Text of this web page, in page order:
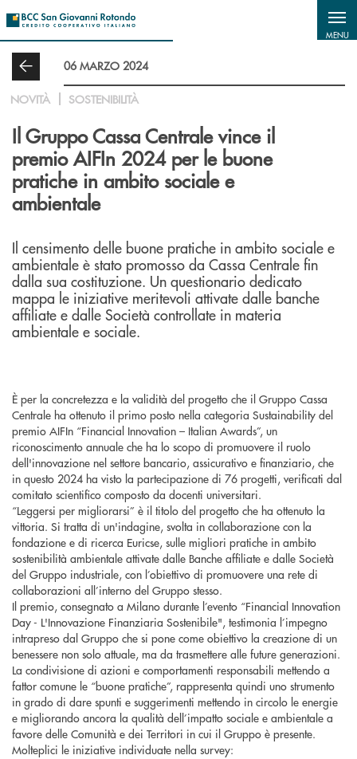
MENU
06 MARZO 2024
NOVITÀ SOSTENIBILITÀ
Il Gruppo Cassa Centrale vince il
premio AIFIn 2024 per le buone
pratiche in ambito sociale e
ambientale
Il censimento delle buone pratiche in ambito sociale e
ambientale è stato promosso da Cassa Centrale fin
dalla sua costituzione. Un questionario dedicato
mappa le iniziative meritevoli attivate dalle banche
affiliate e dalle Società controllate in materia
ambientale e sociale.
È per la concretezza e la validità del progetto che il Gruppo Cassa
Centrale ha ottenuto il primo posto nella categoria Sustainability del
premio AIFIn “Financial Innovation – Italian Awards”, un
riconoscimento annuale che ha lo scopo di promuovere il ruolo
dell'innovazione nel settore bancario, assicurativo e finanziario, che
in questo 2024 ha visto la partecipazione di 76 progetti, verificati dal
comitato scientifico composto da docenti universitari.
“Leggersi per migliorarsi” è il titolo del progetto che ha ottenuto la
vittoria. Si tratta di un'indagine, svolta in collaborazione con la
fondazione e di ricerca Euricse, sulle migliori pratiche in ambito
sostenibilità ambientale attivate dalle Banche affiliate e dalle Società
del Gruppo industriale, con l’obiettivo di promuovere una rete di
collaborazioni all’interno del Gruppo stesso.
Il premio, consegnato a Milano durante l’evento “Financial Innovation
Day - L'Innovazione Finanziaria Sostenibile", testimonia l’impegno
intrapreso dal Gruppo che si pone come obiettivo la creazione di un
benessere non solo attuale, ma da trasmettere alle future generazioni.
La condivisione di azioni e comportamenti responsabili mettendo a
fattor comune le “buone pratiche”, rappresenta quindi uno strumento
in grado di dare spunti e suggerimenti mettendo in circolo le energie
e migliorando ancora la qualità dell’impatto sociale e ambientale a
favore delle Comunità e dei Territori in cui il Gruppo è presente.
Molteplici le iniziative individuate nella survey: